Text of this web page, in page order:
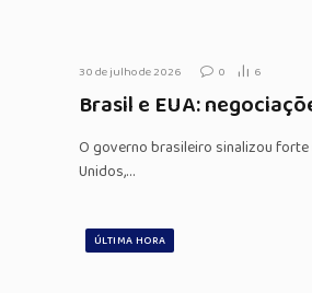
30 de julho de 2026 0 6
Brasil e EUA:
O governo brasileiro sinalizou
Unidos,…
ÚLTIMA HORA